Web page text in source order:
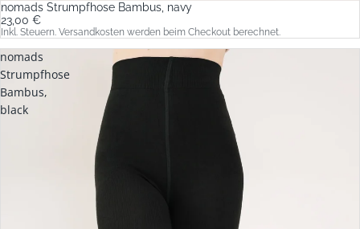
nomads Strumpfhose Bambus, navy
23,00 €
Inkl. Steuern. Versandkosten werden beim Checkout berechnet.
nomads
Strumpfhose
Bambus,
black